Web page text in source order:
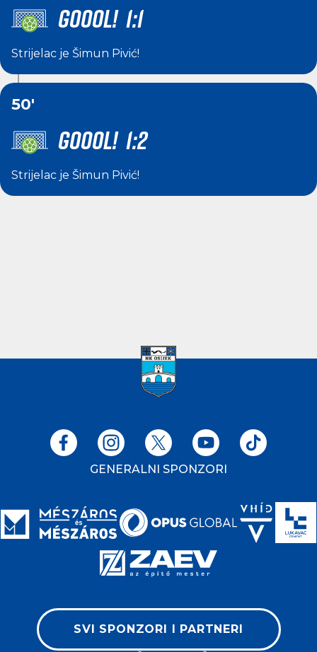
GOOOL! 1:1
Strijelac je Šimun Pivić!
50'
GOOOL! 1:2
Strijelac je Šimun Pivić!
GENERALNI SPONZORI
SVI SPONZORI I PARTNERI